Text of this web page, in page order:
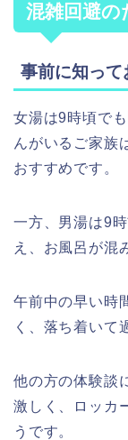
混雑回避の
事前に知って
女湯は9時頃で
んがいるご家族
おすすめです。
一方、男湯は9
え、お風呂が混
午前中の早い時
く、落ち着いて
他の方の体験談
激しく、ロッカ
うです。